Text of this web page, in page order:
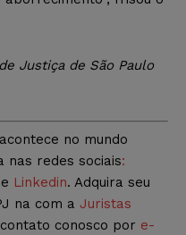
Justiça de São Paulo
no mundo
nas redes sociais:
e Linkedin. Adquira seu
na com a Juristas
conosco por e-